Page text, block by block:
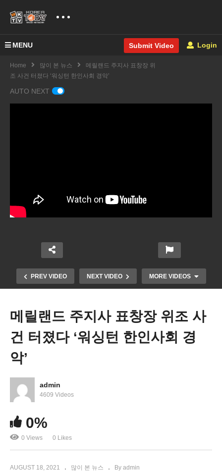
MENU Submit Video Login
Home 많이 본 뉴스
메릴랜드 주지사 표창장 위
조 사건 터졌다 ‘워싱턴 한인사회 경악’
AUTO NEXT
PREV VIDEO NEXT VIDEO MORE VIDEOS
“람다 변이가 오고있다” 치명률 높고 백신 내성 강
해…
메릴랜드 주지사 표창장 위조 사
건 터졌다 ‘워싱턴 한인사회 경
악’
admin
4609 Videos
0%
0 Views 0 Likes
AUGUST 18, 2021 많이 본 뉴스 By admin